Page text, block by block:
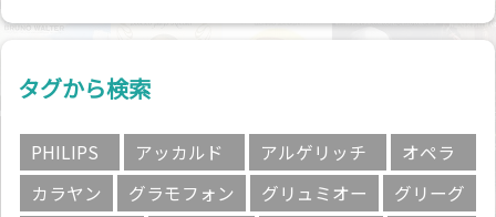
タグから検索
PHILIPS アッカルド アルゲリッチ
オペラ
カラヤン
グラモフォン グリュミオー
グリーグ